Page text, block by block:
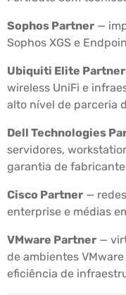
Sophos Partner —
Sophos XGS e
Ubiquiti Elite Partner
wireless UniFi e
alto nível de parceria
Dell Technologies
servidores,
garantia de
Cisco Partner —
enterprise e médias
VMware Partner —
de ambientes
eficiência de